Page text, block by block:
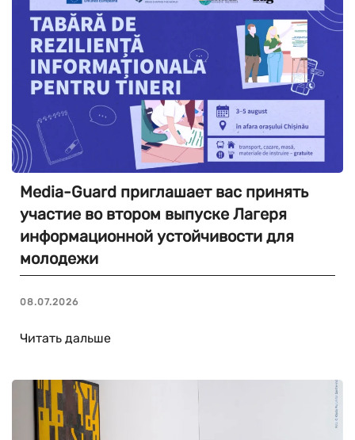
Media-Guard приглашает вас принять
участие во втором выпуске Лагеря
информационной устойчивости для
молодежи
08.07.2026
Читать дальше